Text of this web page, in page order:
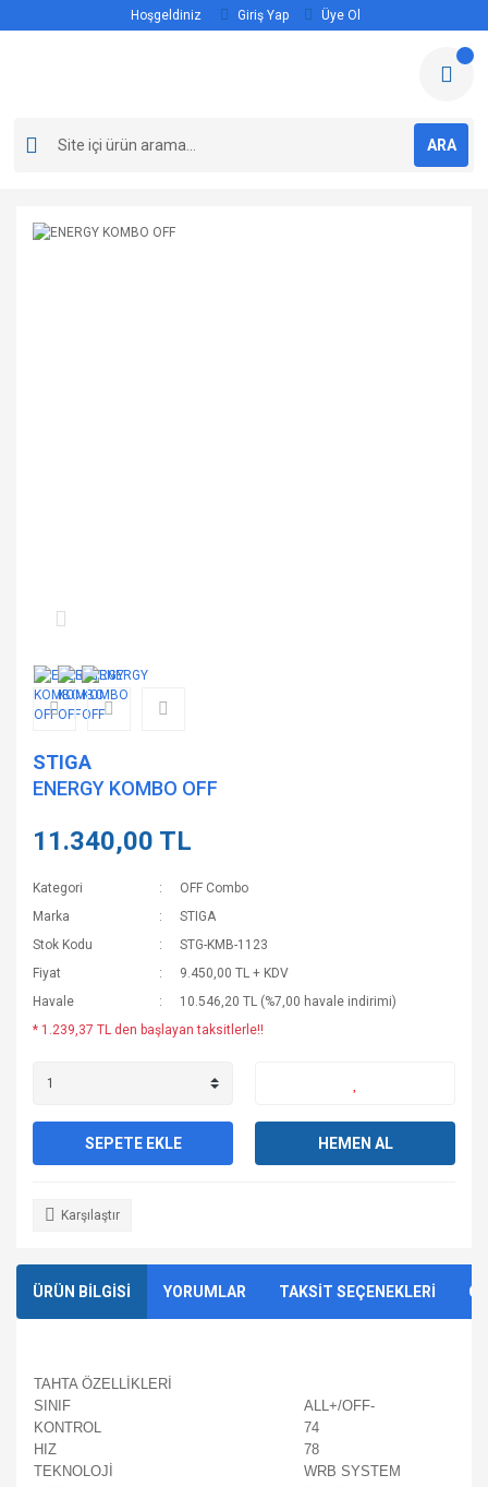
Hoşgeldiniz Giriş Yap Üye Ol
ARA
STIGA
ENERGY KOMBO OFF
11.340,00 TL
Kategori
OFF Combo
Marka
STIGA
Stok Kodu
STG-KMB-1123
Fiyat
9.450,00 TL + KDV
Havale
10.546,20 TL (%7,00 havale indirimi)
* 1.239,37 TL den başlayan taksitlerle!!
SEPETE EKLE HEMEN AL
Karşılaştır
ÜRÜN BİLGİSİ YORUMLAR TAKSİT SEÇENEKLERİ
TAHTA ÖZELLİKLERİ
SINIF
ALL+/OFF-
KONTROL
74
HIZ
78
TEKNOLOJİ
WRB SYSTEM